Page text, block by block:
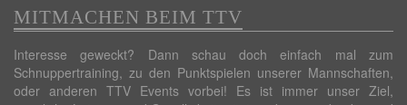
MITMACHEN BEIM TTV
Interesse geweckt? Dann schau doch einfach mal zum
Schnuppertraining, zu den Punktspielen unserer Mannschaften,
oder anderen TTV Events vorbei! Es ist immer unser Ziel,